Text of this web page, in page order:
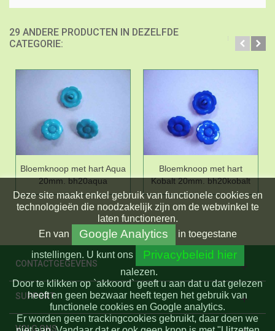
29 ANDERE PRODUCTEN IN DEZELFDE
CATEGORIE:
Bloemknoop met hart Aqua
20mm. bh20aqua
Bloemknoop met hart
Kobalt 20mm. bh20kobalt
CONTACTGEGEVENS
SUPPORT
VOLG ONS
Deze site maakt enkel gebruik van functionele cookies en
technologieën die noodzakelijk zijn om de webwinkel te
laten functioneren.
En van Google Analytics
in toegestane
instellingen. U kunt ons Privacybeleid hier
nalezen.
Door te klikken op `akkoord` geeft u aan dat u dat gelezen
heeft en geen bezwaar heeft tegen het gebruik van
functionele cookies en Google analytics.
Er worden geen trackingcookies gebruikt, daar doen we